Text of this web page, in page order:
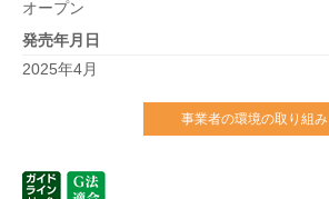
オープン
発売年月日
2025年4月
事業者の環境の取り組み